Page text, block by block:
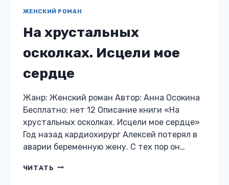
ЖЕНСКИЙ РОМАН
На хрустальных
осколках. Исцели мое
сердце
Жанр: Женский роман Автор: Анна Осокина
Бесплатно: нет 12 Описание книги «На
хрустальных осколках. Исцели мое сердце»
Год назад кардиохирург Алексей потерял в
аварии беременную жену. С тех пор он…
ЧИТАТЬ НА